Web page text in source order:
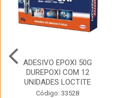
ADESIVO EPOXI 50G
DUREPOXI COM 12
UNIDADES LOCTITE
Código: 33528